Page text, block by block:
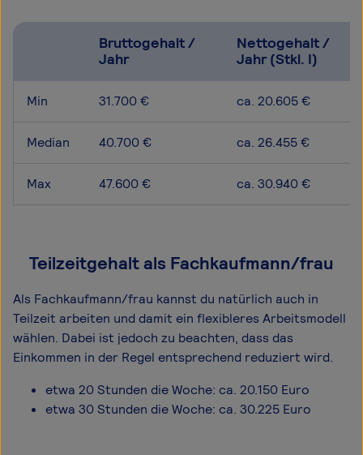
Bruttogehalt /
Jahr
Nettogehalt /
Jahr (Stkl. I)
Min 31.700 € ca. 20.605 €
Median 40.700 € ca. 26.455 €
Max 47.600 € ca. 30.940 €
Teilzeitgehalt als Fachkaufmann/frau
Als Fachkaufmann/frau kannst du natürlich auch in
Teilzeit arbeiten und damit ein flexibleres Arbeitsmodell
wählen. Dabei ist jedoch zu beachten, dass das
Einkommen in der Regel entsprechend reduziert wird.
etwa 20 Stunden die Woche: ca. 20.150 Euro
etwa 30 Stunden die Woche: ca. 30.225 Euro